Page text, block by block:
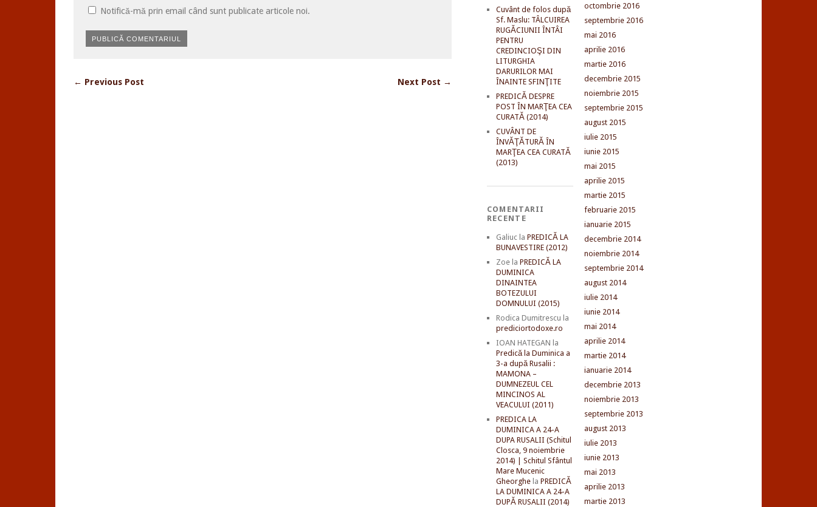
Notifică-mă prin email când sunt publicate articole noi.
← Previous Post Next Post →
Cuvânt de folos după
Sf. Maslu: TÂLCUIREA
RUGĂCIUNII ÎNTÂI
PENTRU
CREDINCIOŞI DIN
LITURGHIA
DARURILOR MAI
ÎNAINTE SFINŢITE
PREDICĂ DESPRE
POST ÎN MARŢEA CEA
CURATĂ (2014)
CUVÂNT DE
ÎNVĂŢĂTURĂ ÎN
MARŢEA CEA CURATĂ
(2013)
COMENTARII
RECENTE
Galiucla PREDICĂ LA
BUNAVESTIRE (2012)
Zoela PREDICĂ LA
DUMINICA
DINAINTEA
BOTEZULUI
DOMNULUI (2015)
Rodica Dumitrescu la
prediciortodoxe.ro
IOAN HATEGAN la
Predică la Duminica a
3-a după Rusalii :
MAMONA –
DUMNEZEUL CEL
MINCINOS AL
VEACULUI (2011)
PREDICA LA
DUMINICA A 24-A
DUPA RUSALII (Schitul
Closca, 9 noiembrie
2014) | Schitul Sfântul
Mare Mucenic
Gheorghela PREDICĂ
LA DUMINICA A 24-A
DUPĂ RUSALII (2014)
octombrie 2016
septembrie 2016
mai 2016
aprilie 2016
martie 2016
decembrie 2015
noiembrie 2015
septembrie 2015
august 2015
iulie 2015
iunie 2015
mai 2015
aprilie 2015
martie 2015
februarie 2015
ianuarie 2015
decembrie 2014
noiembrie 2014
septembrie 2014
august 2014
iulie 2014
iunie 2014
mai 2014
aprilie 2014
martie 2014
ianuarie 2014
decembrie 2013
noiembrie 2013
septembrie 2013
august 2013
iulie 2013
iunie 2013
mai 2013
aprilie 2013
martie 2013